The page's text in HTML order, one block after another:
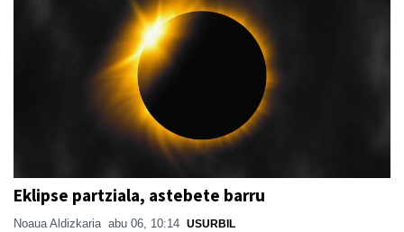
Eklipse partziala, astebete barru
Noaua Aldizkaria abu 06, 10:14 USURBIL